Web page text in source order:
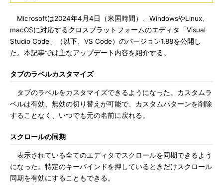
Microsoftは2024年4月4日（米国時間）、WindowsやLinux、
macOSに対応するクロスプラットフォームのエディタ「Visual
Studio Code」（以下、VS Code）のバージョン1.88を公開し
た。本記事では主なアップデート内容を紹介する。
タブのラベルカスタマイズ
タブのラベルをカスタマイズできるようになった。カスタムラ
ベルは有効、無効の切り替えが可能で、カスタムパターンを削除
することなく、いつでも元の名前に戻れる。
スクロールの同期
表示されている全てのエディタでスクロールを同期できるよう
になった。特定のキーバインドを押しているときだけスクロール
同期を有効にすることもできる。